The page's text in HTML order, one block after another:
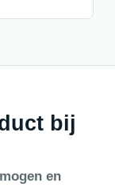
bij
en